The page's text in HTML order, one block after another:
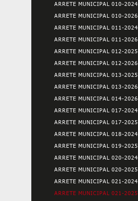
ARRETE MUNICIPAL 010-2024
ARRETE MUNICIPAL 010-2026
ARRETE MUNICIPAL 011-2024
ARRETE MUNICIPAL 011-2026
ARRETE MUNICIPAL 012-2025
ARRETE MUNICIPAL 012-2026
ARRETE MUNICIPAL 013-2025
ARRETE MUNICIPAL 013-2026
ARRETE MUNICIPAL 014-2026
ARRETE MUNICIPAL 017-2024
ARRETE MUNICIPAL 017-2025
ARRETE MUNICIPAL 018-2024
ARRETE MUNICIPAL 019-2025
ARRETE MUNICIPAL 020-2024
ARRETE MUNICIPAL 020-2025
ARRETE MUNICIPAL 021-2024
ARRETE MUNICIPAL 021-2025